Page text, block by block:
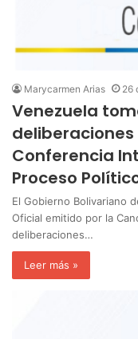
Marycarmen Arias 26
Venezuela
Conferencia
Proceso
El Gobierno Bolivariano
Oficial emitido por la
deliberaciones…
Leer más »